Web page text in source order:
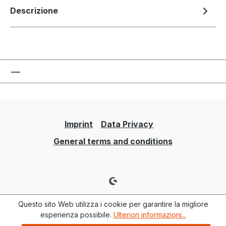
Descrizione
Imprint
Data Privacy
General terms and conditions
Questo sito Web utilizza i cookie per garantire la migliore
esperienza possibile. Ulteriori informazioni...